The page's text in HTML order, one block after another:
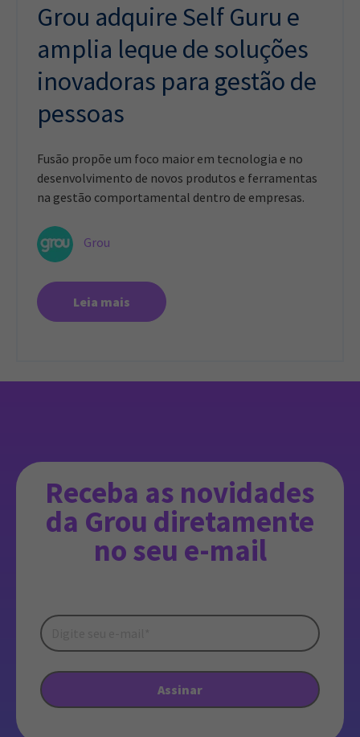
Grou adquire Self Guru e
amplia leque de soluções
inovadoras para gestão de
pessoas
Fusão propõe um foco maior em tecnologia e no
desenvolvimento de novos produtos e ferramentas
na gestão comportamental dentro de empresas.
Grou
Leia mais
Receba as novidades
da Grou diretamente
no seu e-mail